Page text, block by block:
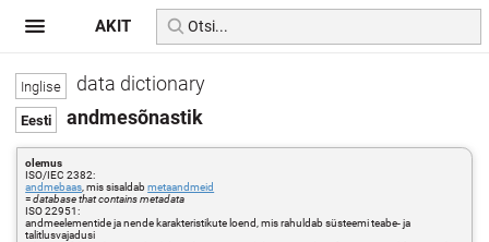
data dictionary
andmesõnastik
olemus
ISO/IEC 2382:
andmebaas , mis sisaldabmetaandmeid
=database that contains metadata
ISO 22951:
andmeelementide ja nende karakteristikute loend, mis rahuldab süsteemi teabe- ja
talitlusvajadusi
AKIT